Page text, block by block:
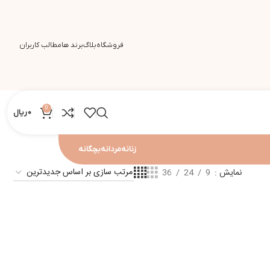
فروشگاهبلاگبرند هامطالب کاربران
0
0ریال
زنانهمردانهبچگانه
نمایش 9
24
36